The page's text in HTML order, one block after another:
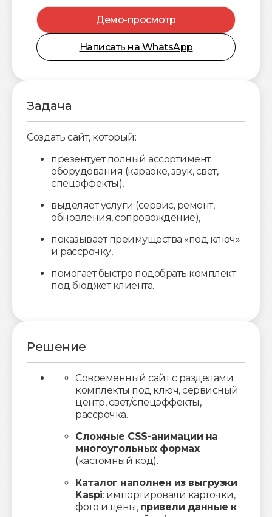
Демо-просмотр
Написать на WhatsApp
Задача
Создать сайт, который:
презентует полный ассортимент
оборудования (караоке, звук, свет,
спецэффекты),
выделяет услуги (сервис, ремонт,
обновления, сопровождение),
показывает преимущества «под ключ»
и рассрочку,
помогает быстро подобрать комплект
под бюджет клиента.
Решение
Современный сайт с разделами:
комплекты под ключ, сервисный
центр, свет/спецэффекты,
рассрочка.
Сложные CSS-анимации на
многоугольных формах
(кастомный код).
Каталог наполнен из выгрузки
Kaspi: импортировали карточки,
фото и цены, привели данные к